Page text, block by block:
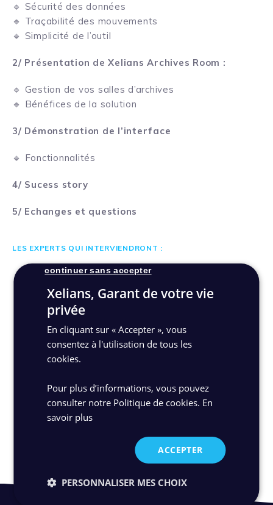
🔹 Sécurité des données
🔹 Traçabilité des mouvements
🔹 Simplicité de l’outil
2/ Présentation de Xelians Archives Room :
🔹 Gestion de vos salles d’archives
🔹 Bénéfices de la solution
3/ Démonstration de l’interface
🔹 Fonctionnalités
4/ Sucess story
5/ Echanges et questions
LES EXPERTS QUI INTERVIENDRONT :
Découvrir Xelians Archives Room
Xelians, Garant de votre vie
privée
En cliquant sur « Accepter », vous
consentez à l'utilisation de tous les
cookies.
Pour plus d’informations, vous pouvez
consulter notre Politique de cookies. En
savoir plus
ACCEPTER
continuer sans accepter
PERSONNALISER MES CHOIX